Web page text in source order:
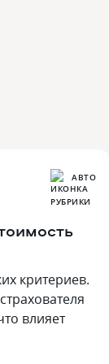
АВТО
критериев.
влияет